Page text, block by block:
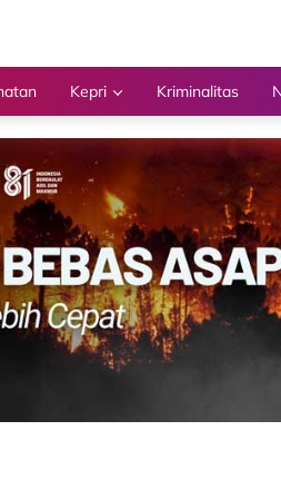
Kepri Kriminalitas